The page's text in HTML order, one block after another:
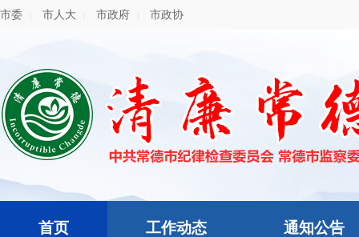
市委 市人大 市政府 市政协
首页 工作动态 通知公告